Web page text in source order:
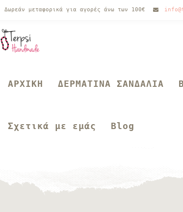
Δωρεάν μεταφορικά για αγορές άνω των 100€
ΑΡΧΙΚΗ ΔΕΡΜΑΤΙΝΑ ΣΑΝΔΑΛΙΑ
Σχετικά με εμάς Blog